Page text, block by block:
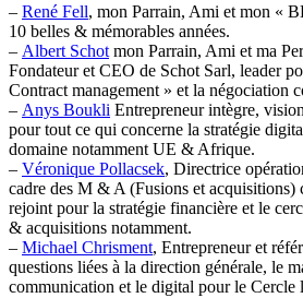
– René Fell, mon Parrain, Ami et mon «
10 belles & mémorables années.
– Albert Schot mon Parrain, Ami et ma
Fondateur et CEO de Schot Sarl, leader
Contract management » et la négociation
– Anys Boukli Entrepreneur intègre,
pour tout ce qui concerne la stratégie
domaine notamment UE & Afrique.
– Véronique Pollacsek, Directrice
cadre des M & A (Fusions et
rejoint pour la stratégie financière et le
& acquisitions notamment.
– Michael Chrisment, Entrepreneur et
questions liées à la direction générale, le
communication et le digital pour le Cercle